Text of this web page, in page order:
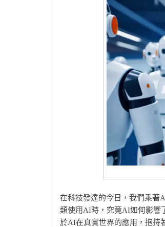
在科技發達的今日，我們乘著
類使用AI時，究竟AI如何影響
於AI在真實世界的應用，抱持